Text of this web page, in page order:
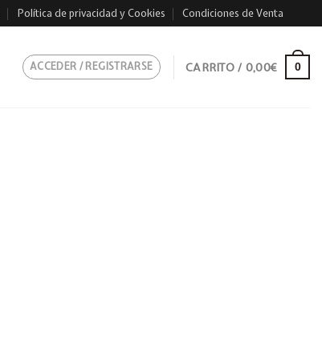
Política de privacidad y Cookies Condiciones de Venta
ACCEDER / REGISTRARSE CARRITO / 0,00€ 0